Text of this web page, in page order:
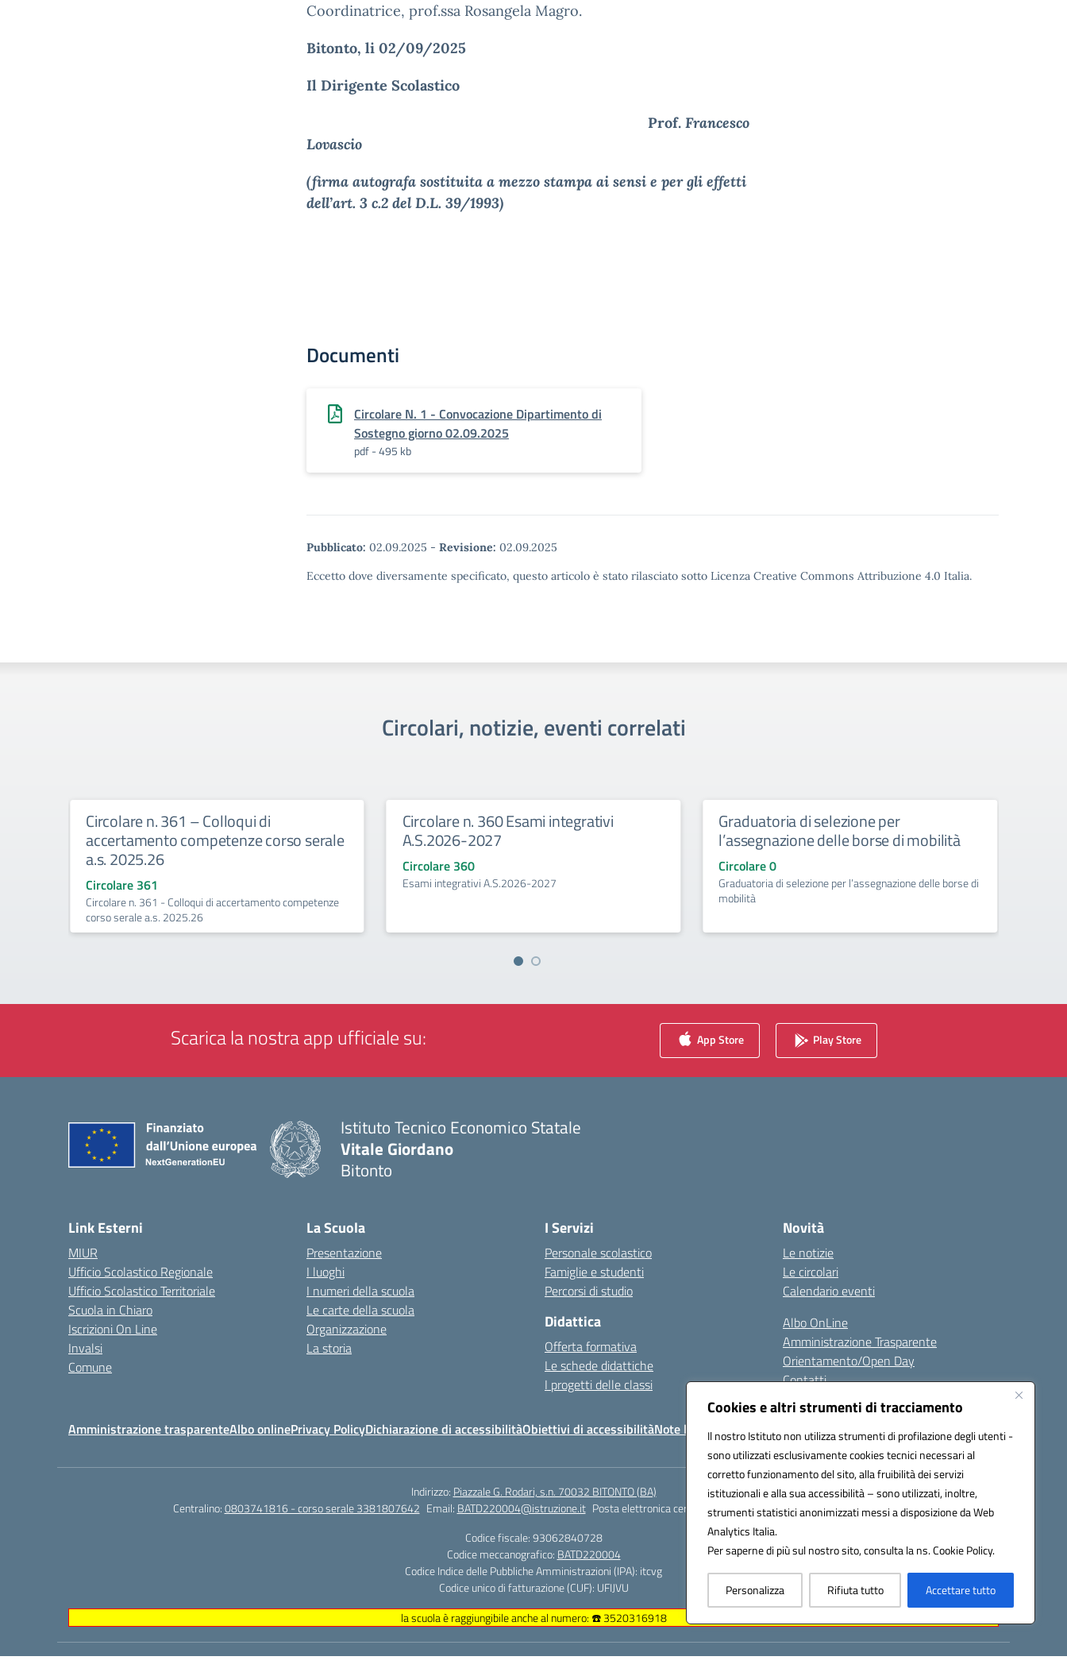
Cookies e altri strumenti di tracciamento
Il nostro Istituto non utilizza strumenti di profilazione degli utenti -
sono utilizzati esclusivamente cookies tecnici necessari al
corretto funzionamento del sito, alla fruibilità dei servizi
istituzionali e alla sua accessibilità – sono utilizzati, inoltre,
strumenti statistici anonimizzati messi a disposizione da Web
Analytics Italia.
Per saperne di più sul nostro sito, consulta la ns. Cookie Policy.
Personalizza Rifiuta tutto Accettare tutto
Coordinatrice, prof.ssa Rosangela Magro.
Bitonto, li 02/09/2025
Il Dirigente Scolastico
Prof. Francesco
Lovascio
(firma autografa sostituita a mezzo stampa ai sensi e per gli effetti
dell’art. 3 c.2 del D.L. 39/1993)
Documenti
Circolare N. 1 - Convocazione Dipartimento di
Sostegno giorno 02.09.2025
pdf - 495 kb
Pubblicato: 02.09.2025 - Revisione: 02.09.2025
Eccetto dove diversamente specificato, questo articolo è stato rilasciato sotto Licenza Creative Commons Attribuzione 4.0 Italia.
Circolari, notizie, eventi correlati
n. 361 – Colloqui di
competenze corso serale
- Colloqui di accertamento competenze
Circolare n. 360 Esami integrativi
A.S.2026-2027
Esami integrativi A.S.2026-2027
Graduatoria di selezione per
l’assegnazione delle borse di mobilità
Graduatoria di selezione per l’assegnazione delle borse di
Circolare n. 356 –
disponibilità per
Circolare 356
Scarica la nostra app ufficiale su: App Store Play Store
Istituto Tecnico Economico Statale
Vitale Giordano
Bitonto
Link Esterni
MIUR
Ufficio Scolastico Regionale
Ufficio Scolastico Territoriale
Scuola in Chiaro
Iscrizioni On Line
Invalsi
Comune
La Scuola
Presentazione
I luoghi
I numeri della scuola
Le carte della scuola
Organizzazione
La storia
I Servizi
Personale scolastico
Famiglie e studenti
Percorsi di studio
Didattica
Offerta formativa
Le schede didattiche
I progetti delle classi
Novità
Le notizie
Le circolari
Calendario eventi
Albo OnLine
Amministrazione Trasparente
Orientamento/Open Day
Contatti
Amministrazione trasparenteAlbo onlinePrivacy PolicyDichiarazione di accessibilitàObiettivi di accessibilitàNote legali Seguici su:
Indirizzo: Piazzale G. Rodari, s.n. 70032 BITONTO (BA)
Centralino:0803741816 - corso serale 3381807642 Email: BATD220004@istruzione.it Posta elettronica certificata (PEC):batd220004@pec.istruzione.it
Codice fiscale: 93062840728
Codice meccanografico: BATD220004
Codice Indice delle Pubbliche Amministrazioni (IPA): itcvg
Codice unico di fatturazione (CUF): UFIJVU
la scuola è raggiungibile anche al numero: ☎️ 3520316918